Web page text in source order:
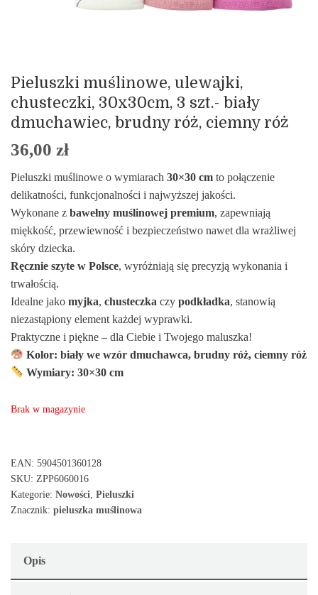
Pieluszki muślinowe, ulewajki,
chusteczki, 30x30cm, 3 szt.- biały
dmuchawiec, brudny róż, ciemny róż
36,00 zł
Pieluszki muślinowe o wymiarach 30×30 cm to połączenie
delikatności, funkcjonalności i najwyższej jakości.
Wykonane z bawełny muślinowej premium, zapewniają
miękkość, przewiewność i bezpieczeństwo nawet dla wrażliwej
skóry dziecka.
Ręcznie szyte w Polsce, wyróżniają się precyzją wykonania i
trwałością.
Idealne jako myjka, chusteczka czy podkładka, stanowią
niezastąpiony element każdej wyprawki.
Praktyczne i piękne – dla Ciebie i Twojego maluszka!
Kolor: biały we wzór dmuchawca, brudny róż, ciemny róż
Wymiary: 30×30 cm
Brak w magazynie
EAN: 5904501360128
SKU: ZPP6060016
Kategorie: Nowości Pieluszki
Znacznik: pieluszka muślinowa
Opis